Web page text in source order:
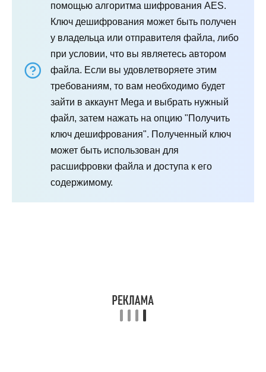
помощью алгоритма шифрования AES.
Ключ дешифрования может быть получен
у владельца или отправителя файла, либо
при условии, что вы являетесь автором
файла. Если вы удовлетворяете этим
требованиям, то вам необходимо будет
зайти в аккаунт Mega и выбрать нужный
файл, затем нажать на опцию "Получить
ключ дешифрования". Полученный ключ
может быть использован для
расшифровки файла и доступа к его
содержимому.